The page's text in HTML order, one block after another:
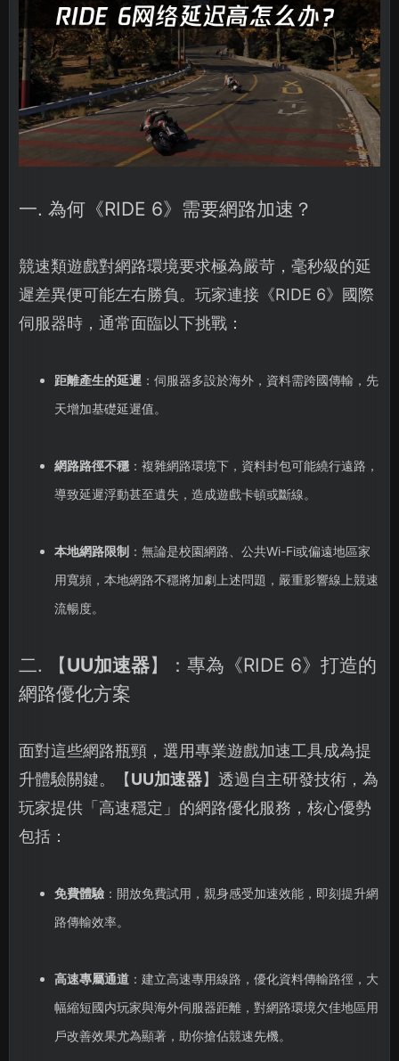
一. 為何《RIDE 6》需要網路加速？
競速類遊戲對網路環境要求極為嚴苛，毫秒級的延
遲差異便可能左右勝負。玩家連接《RIDE 6》國際
伺服器時，通常面臨以下挑戰：
距離產生的延遲：伺服器多設於海外，資料需跨國傳輸，先
天增加基礎延遲值。
網路路徑不穩：複雜網路環境下，資料封包可能繞行遠路，
導致延遲浮動甚至遺失，造成遊戲卡頓或斷線。
本地網路限制 ：無論是校園網路、公共Wi-Fi或偏遠地區家
用寬頻，本地網路不穩將加劇上述問題，嚴重影響線上競速
流暢度。
二. 【UU加速器】：專為《RIDE 6》打造的
網路優化方案
面對這些網路瓶頸，選用專業遊戲加速工具成為提
升體驗關鍵。【UU加速器】透過自主研發技術，為
玩家提供「高速穩定」的網路優化服務，核心優勢
包括：
免費體驗：開放免費試用，親身感受加速效能，即刻提升網
路傳輸效率。
高速專屬通道：建立高速專用線路，優化資料傳輸路徑，大
幅縮短國内玩家與海外伺服器距離，對網路環境欠佳地區用
戶改善效果尤為顯著，助你搶佔競速先機。